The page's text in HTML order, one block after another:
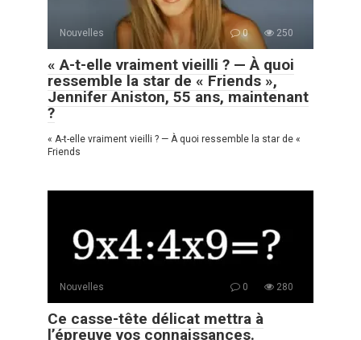
Nouvelles 0 250
« A-t-elle vraiment vieilli ? — À quoi
ressemble la star de « Friends »,
Jennifer Aniston, 55 ans, maintenant
?
« A-t-elle vraiment vieilli ? — À quoi ressemble la star de «
Friends
Nouvelles 0 280
Ce casse-tête délicat mettra à
l’épreuve vos connaissances.